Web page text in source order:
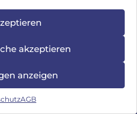
akzeptieren
anzeigen
AGB
– All Rights Reserved.